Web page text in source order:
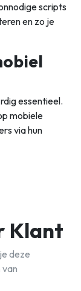
scripts
en zo je
essentieel.
mobiele
via hun
Klant
deze